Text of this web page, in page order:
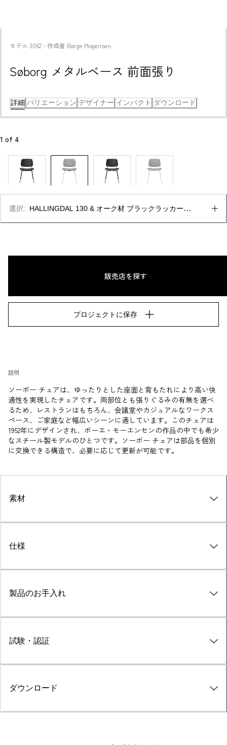
モデル3062 - 作成者 Børge Mogensen
Søborg メタルベース 前面張り
詳細 バリエーション デザイナー インパクト ダウンロード
1 of 4
説明
ソーボー チェアは、ゆったりとした座面と背もたれにより高い快
適性を実現したチェアです。両部位とも張りぐるみの有無を選べ
るため、レストランはもちろん、会議室やカジュアルなワークス
ペース、ご家庭など幅広いシーンに適しています。このチェアは
1952年にデザインされ、ボーエ・モーエンセンの作品の中でも希少
なスチール製モデルのひとつです。ソーボー チェアは部品を個別
に交換できる構造で、必要に応じて更新が可能です。
選択:
HALLINGDAL 130 & オーク材 ブラックラッカー仕
販売店を探す
プロジェクトに保存
素材
仕様
製品のお手入れ
試験・認証
ダウンロード